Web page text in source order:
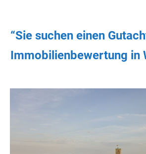
“Sie suchen einen
Immobilienbewertung in